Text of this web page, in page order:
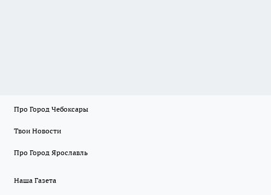
Про Город Чебоксары
Твои Новости
Про Город Ярославль
Наша Газета